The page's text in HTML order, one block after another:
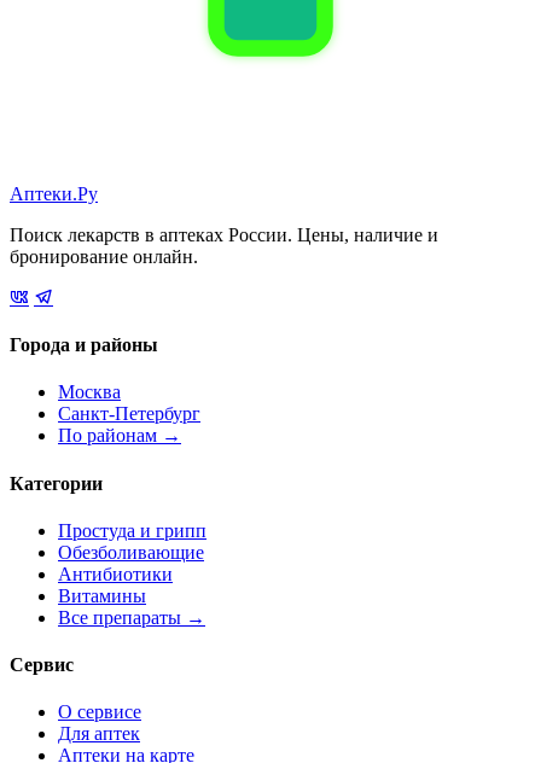
Аптеки.Ру
Поиск лекарств в аптеках России. Цены, наличие и
бронирование онлайн.
Города и районы
Москва
Санкт-Петербург
По районам →
Категории
Простуда и грипп
Обезболивающие
Антибиотики
Витамины
Все препараты →
Сервис
О сервисе
Для аптек
Аптеки на карте